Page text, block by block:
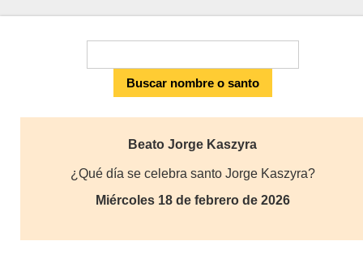
Beato Jorge Kaszyra
¿Qué día se celebra santo Jorge Kaszyra?
Miércoles 18 de febrero de 2026